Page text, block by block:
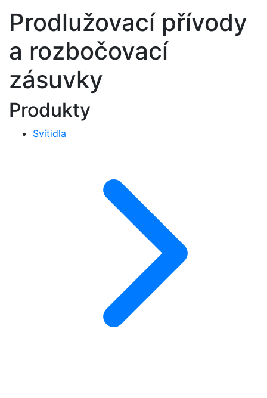
Prodlužovací přívody
a rozbočovací
zásuvky
Produkty
Svítidla